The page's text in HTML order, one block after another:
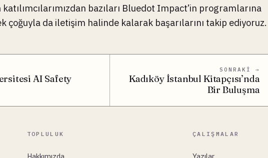
bazıları Bluedot Impact’in programlarına
çoğuyla da iletişim halinde kalarak başarılarını takip ediyoruz.
AI Safety
SONRAKI →
Kadıköy İstanbul Kitapçısı’nda
Bir Buluşma
TOPLULUK ÇALIŞMALAR